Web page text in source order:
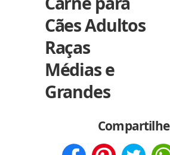
Cães Adultos
Raças
Médias e
Grandes
Compartilhe